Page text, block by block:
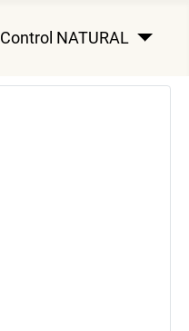
Control NATURAL